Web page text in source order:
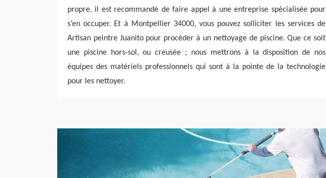
propre, il est recommandé de faire appel à une entreprise spécialisée pour
s’en occuper. Et à Montpellier 34000, vous pouvez solliciter les services de
Artisan peintre Juanito pour procéder à un nettoyage de piscine. Que ce soit
une piscine hors-sol, ou creusée ; nous mettrons à la disposition de nos
équipes des matériels professionnels qui sont à la pointe de la technologie
pour les nettoyer.